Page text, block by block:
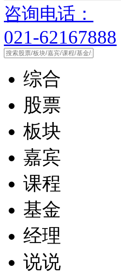
咨询电话：
021-62167888
综合
股票
板块
嘉宾
课程
基金
经理
说说